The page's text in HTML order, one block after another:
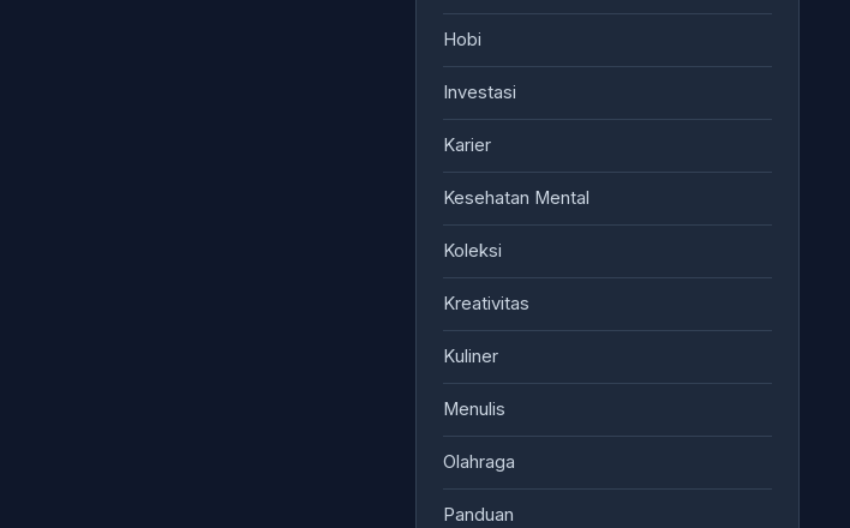
Hobi
Investasi
Karier
Kesehatan Mental
Koleksi
Kreativitas
Kuliner
Menulis
Olahraga
Panduan